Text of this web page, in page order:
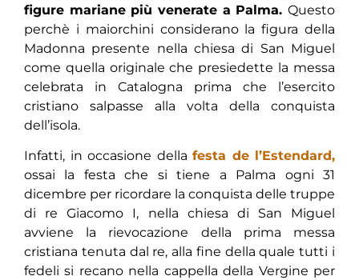
figure mariane più venerate a Palma. Questo
perchè i maiorchini considerano la figura della
Madonna presente nella chiesa di San Miguel
come quella originale che presiedette la messa
celebrata in Catalogna prima che l’esercito
cristiano salpasse alla volta della conquista
dell’isola.
Infatti, in occasione della festa de l’Estendard,
ossai la festa che si tiene a Palma ogni 31
dicembre per ricordare la conquista delle truppe
di re Giacomo I, nella chiesa di San Miguel
avviene la rievocazione della prima messa
cristiana tenuta dal re, alla fine della quale tutti i
fedeli si recano nella cappella della Vergine per